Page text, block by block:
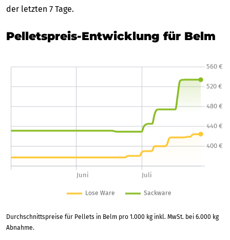
der letzten 7 Tage.
Pelletspreis-Entwicklung für Belm
Durchschnittspreise für Pellets in Belm pro 1.000 kg inkl. MwSt. bei 6.000 kg
Abnahme.